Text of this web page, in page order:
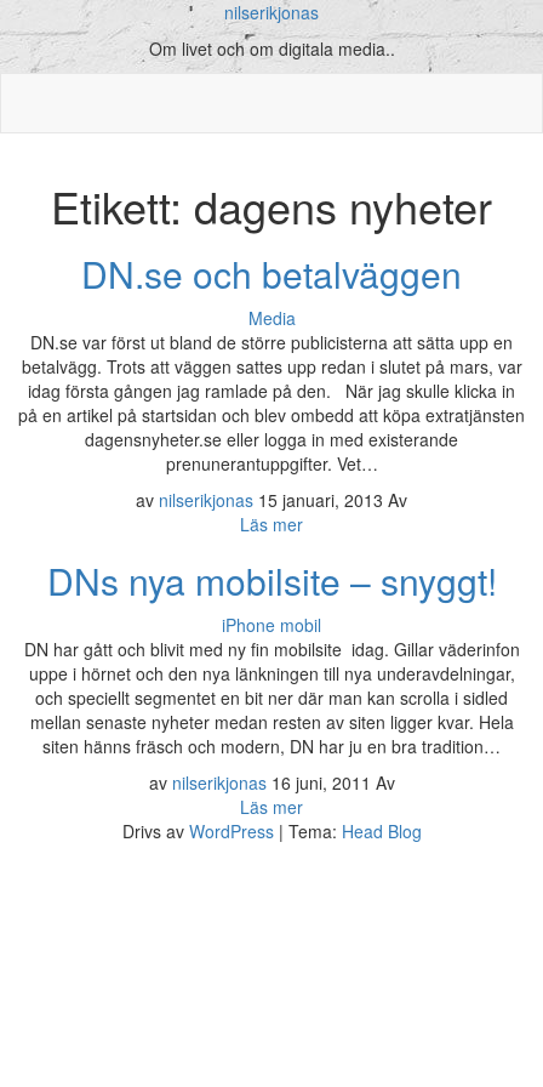
nilserikjonas
Om livet och om digitala media..
Etikett: dagens nyheter
DN.se och betalväggen
Media
DN.se var först ut bland de större publicisterna att sätta upp en
betalvägg. Trots att väggen sattes upp redan i slutet på mars, var
idag första gången jag ramlade på den. När jag skulle klicka in
på en artikel på startsidan och blev ombedd att köpa extratjänsten
dagensnyheter.se eller logga in med existerande
prenunerantuppgifter. Vet…
av nilserikjonas 15 januari, 2013 Av
Läs mer
DNs nya mobilsite – snyggt!
iPhone mobil
DN har gått och blivit med ny fin mobilsite idag. Gillar väderinfon
uppe i hörnet och den nya länkningen till nya underavdelningar,
och speciellt segmentet en bit ner där man kan scrolla i sidled
mellan senaste nyheter medan resten av siten ligger kvar. Hela
siten hänns fräsch och modern, DN har ju en bra tradition…
av nilserikjonas 16 juni, 2011 Av
Läs mer
Drivs av WordPress | Tema: Head Blog